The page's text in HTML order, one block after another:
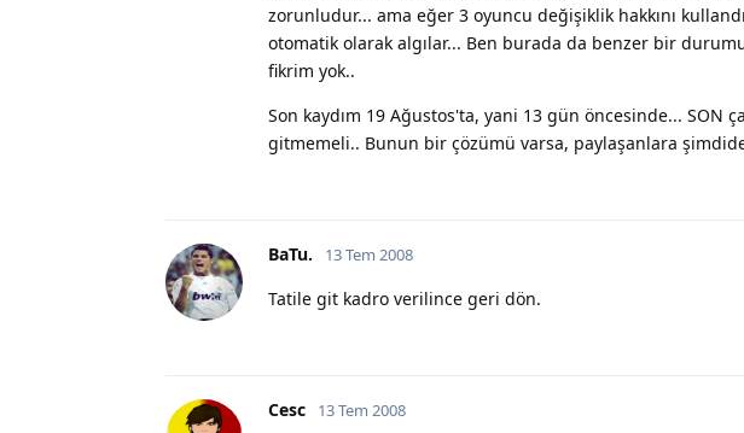
zorunludur... ama eğer 3 oyuncu değişiklik hakkını
otomatik olarak algılar... Ben burada da benzer bir
fikrim yok..
Son kaydım 19 Ağustos'ta, yani 13 gün öncesinde... SON
gitmemeli.. Bunun bir çözümü varsa, paylaşanlara
BaTu. 13 Tem 2008
Tatile git kadro verilince geri dön.
Cesc 13 Tem 2008